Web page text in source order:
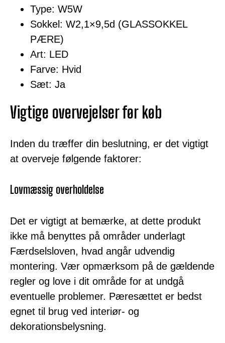
Type: W5W
Sokkel: W2,1×9,5d (GLASSOKKEL
PÆRE)
Art: LED
Farve: Hvid
Sæt: Ja
Vigtige overvejelser før køb
Inden du træffer din beslutning, er det vigtigt
at overveje følgende faktorer:
Lovmæssig overholdelse
Det er vigtigt at bemærke, at dette produkt
ikke må benyttes på områder underlagt
Færdselsloven, hvad angår udvendig
montering. Vær opmærksom på de gældende
regler og love i dit område for at undgå
eventuelle problemer. Pæresættet er bedst
egnet til brug ved interiør- og
dekorationsbelysning.